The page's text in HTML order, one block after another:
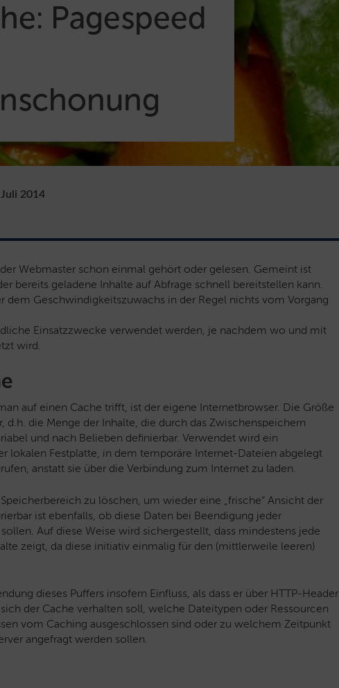
Pagespeed
2014
Webmaster schon einmal gehört oder gelesen. Gemeint ist
bereits geladene Inhalte auf Abfrage schnell bereitstellen kann.
dem Geschwindigkeitszuwachs in der Regel nichts vom Vorgang
Einsatzzwecke verwendet werden, je nachdem wo und mit
wird.
auf einen Cache trifft, ist der eigene Internetbrowser. Die Größe
d.h. die Menge der Inhalte, die durch das Zwischenspeichern
und nach Belieben definierbar. Verwendet wird ein
lokalen Festplatte, in dem temporäre Internet-Dateien abgelegt
anstatt sie über die Verbindung zum Internet zu laden.
zu löschen, um wieder eine „frische“ Ansicht der
ist ebenfalls, ob diese Daten bei Beendigung jeder
Auf diese Weise wird sichergestellt, dass mindestens jede
zeigt, da diese initiativ einmalig für den (mittlerweile leeren)
dieses Puffers insofern Einfluss, als dass er über HTTP-Header
der Cache verhalten soll, welche Dateitypen oder Ressourcen
vom Caching ausgeschlossen sind oder zu welchem Zeitpunkt
angefragt werden sollen.